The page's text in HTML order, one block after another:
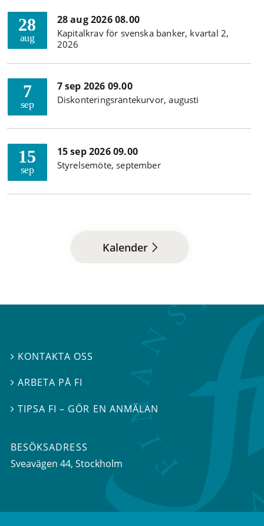
28
aug
28 aug 2026 08.00
Kapitalkrav för svenska banker, kvartal 2,
2026
7
sep
7 sep 2026 09.00
Diskonteringsräntekurvor, augusti
15
sep
15 sep 2026 09.00
Styrelsemöte, september
Kalender
 KONTAKTA OSS
ARBETA PÅ FI
TIPSA FI – GÖR EN ANMÄLAN
BESÖKSADRESS
Sveavägen 44, Stockholm